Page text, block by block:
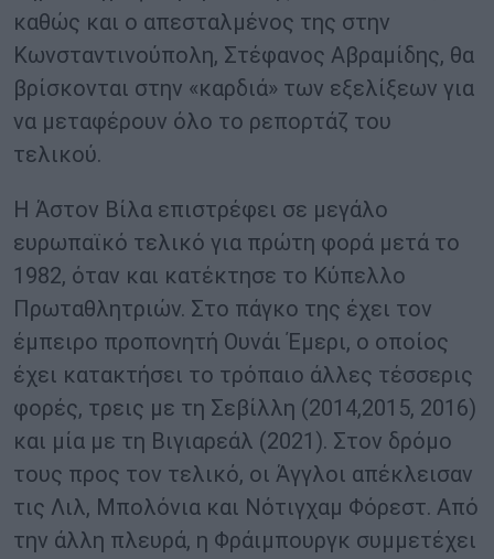
καθώς και ο απεσταλμένος της στην
Κωνσταντινούπολη, Στέφανος Αβραμίδης, θα
βρίσκονται στην «καρδιά» των εξελίξεων για
να μεταφέρουν όλο το ρεπορτάζ του
τελικού.
Η Άστον Βίλα επιστρέφει σε μεγάλο
ευρωπαϊκό τελικό για πρώτη φορά μετά το
1982, όταν και κατέκτησε το Κύπελλο
Πρωταθλητριών. Στο πάγκο της έχει τον
έμπειρο προπονητή Ουνάι Έμερι, ο οποίος
έχει κατακτήσει το τρόπαιο άλλες τέσσερις
φορές, τρεις με τη Σεβίλλη (2014,2015, 2016)
και μία με τη Βιγιαρεάλ (2021). Στον δρόμο
τους προς τον τελικό, οι Άγγλοι απέκλεισαν
τις Λιλ, Μπολόνια και Νότιγχαμ Φόρεστ. Από
την άλλη πλευρά, η Φράιμπουργκ συμμετέχει